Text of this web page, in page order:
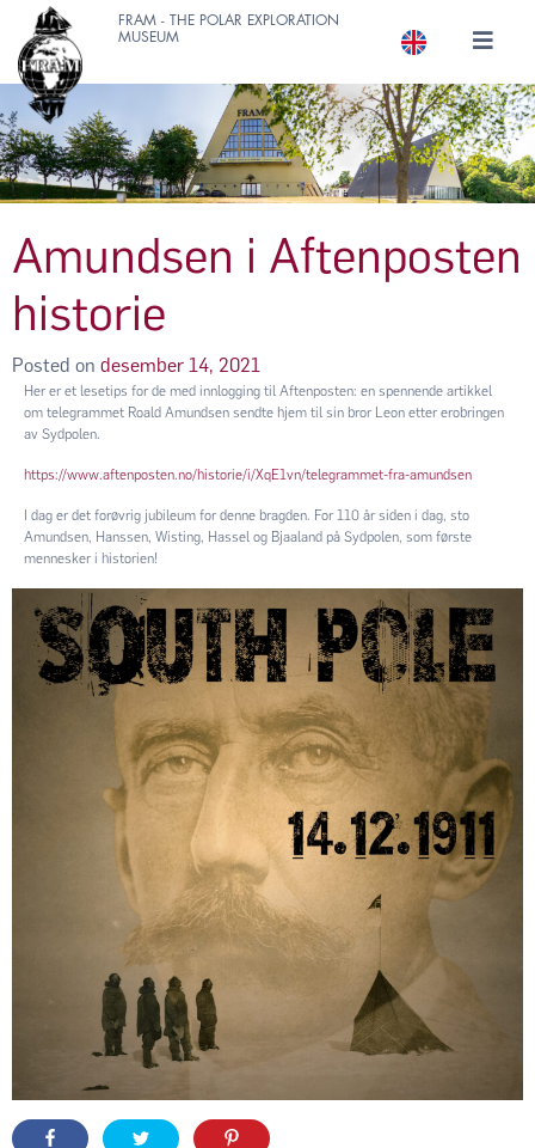
FRAM - THE POLAR EXPLORATION
MUSEUM
Amundsen i Aftenposten
historie
Posted on desember 14, 2021
Her er et lesetips for de med innlogging til Aftenposten: en spennende artikkel
om telegrammet Roald Amundsen sendte hjem til sin bror Leon etter erobringen
av Sydpolen.
https://www.aftenposten.no/historie/i/XqE1vn/telegrammet-fra-amundsen
I dag er det forøvrig jubileum for denne bragden. For 110 år siden i dag, sto
Amundsen, Hanssen, Wisting, Hassel og Bjaaland på Sydpolen, som første
mennesker i historien!